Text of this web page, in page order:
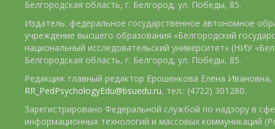
Белгородская область, г. Белгород, ул. Победы, 85.
Издатель: федеральное государственное автономное
учреждение высшего образования «Белгородский
национальный исследовательский университет» (НИУ
Белгородская область, г. Белгород, ул. Победы, 85.
Редакция: главный редактор Ерошенкова Елена Ивановна,
RR_PedPsychologyEdu@bsuedu.ru, тел.: (4722) 301280.
Зарегистрировано Федеральной службой по надзору в
информационных технологий и массовых коммуникаций